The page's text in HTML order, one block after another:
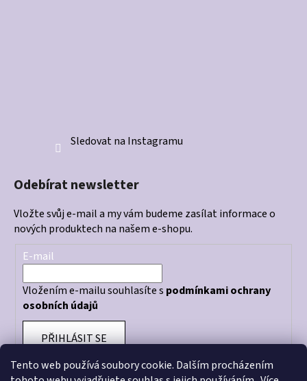
Tento web používá soubory cookie. Dalším procházením
Sledovat na Instagramu
Odebírat newsletter
Vložte svůj e-mail a my vám budeme zasílat informace o
nových produktech na našem e-shopu.
E-mail
Vložením e-mailu souhlasíte s podmínkami ochrany
osobních údajů
PŘIHLÁSIT SE